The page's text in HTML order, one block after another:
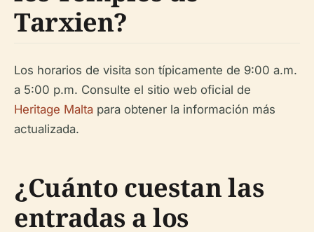
Tarxien?
Los horarios de visita son típicamente de 9:00 a.m.
a 5:00 p.m. Consulte el sitio web oficial de
Heritage Malta para obtener la información más
actualizada.
¿Cuánto cuestan las
entradas a los